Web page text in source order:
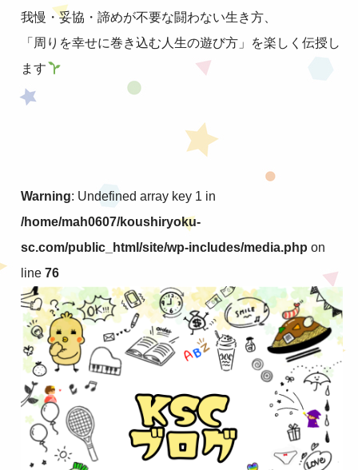
我慢・妥協・諦めが不要な闘わない生き方、
「周りを幸せに巻き込む人生の遊び方」を楽しく伝授し
ます
Warning: Undefined array key 1 in
/home/mah0607/koushiryoku-
sc.com/public_html/site/wp-includes/media.php on
line76